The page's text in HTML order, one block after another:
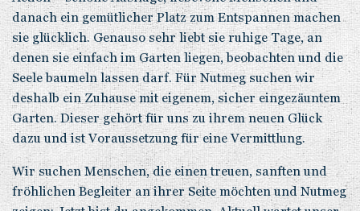
danach ein gemütlicher Platz zum Entspannen machen
sie glücklich. Genauso sehr liebt sie ruhige Tage, an
denen sie einfach im Garten liegen, beobachten und die
Seele baumeln lassen darf. Für Nutmeg suchen wir
deshalb ein Zuhause mit eigenem, sicher eingezäuntem
Garten. Dieser gehört für uns zu ihrem neuen Glück
dazu und ist Voraussetzung für eine Vermittlung.
Wir suchen Menschen, die einen treuen, sanften und
fröhlichen Begleiter an ihrer Seite möchten und Nutmeg